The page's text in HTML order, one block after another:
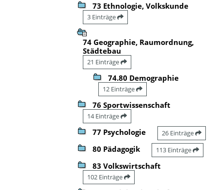
73 Ethnologie, Volkskunde
3 Einträge
74 Geographie, Raumordnung,
Städtebau
21 Einträge
74.80 Demographie
12 Einträge
76 Sportwissenschaft
14 Einträge
77 Psychologie 26 Einträge
80 Pädagogik 113 Einträge
83 Volkswirtschaft
102 Einträge